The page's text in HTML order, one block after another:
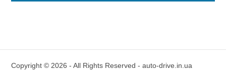
Copyright © 2026 - All Rights Reserved - auto-drive.in.ua